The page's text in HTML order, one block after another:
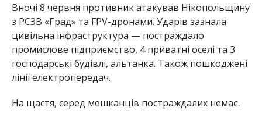
Вночі 8 червня противник атакував Нікопольщину
з РСЗВ «Град» та FPV-дронами. Ударів зазнала
цивільна інфраструктура — постраждало
промислове підприємство, 4 приватні оселі та 3
господарські будівлі, альтанка. Також пошкоджені
лінії електропередач.
На щастя, серед мешканців постраждалих немає.